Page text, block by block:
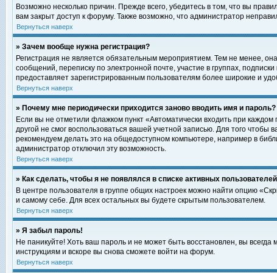
Возможно несколько причин. Прежде всего, убедитесь в том, что вы
вам закрыт доступ к форуму. Также возможно, что администратор
Вернуться наверх
» Зачем вообще нужна регистрация?
Регистрация не является обязательным мероприятием. Тем не менее,
сообщений, переписку по электронной почте, участие в группах,
предоставляет зарегистрированным пользователям более широкие и
Вернуться наверх
» Почему мне периодически приходится заново вводить имя и пароль?
Если вы не отметили флажком пункт «Автоматически входить при
другой не смог воспользоваться вашей учетной записью. Для того
рекомендуем делать это на общедоступном компьютере, например в
администратор отключил эту возможность.
Вернуться наверх
» Как сделать, чтобы я не появлялся в списке активных
В центре пользователя в группе общих настроек можно найти опцию
и самому себе. Для всех остальных вы будете скрытым пользователем.
Вернуться наверх
» Я забыл пароль!
Не паникуйте! Хоть ваш пароль и не может быть восстановлен, вы
инструкциям и вскоре вы снова сможете войти на форум.
Вернуться наверх